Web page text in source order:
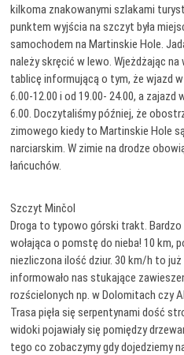
kilkoma znakowanymi szlakami
punktem wyjścia na szczyt była
samochodem na Martinskie Hole.
należy skręcić w lewo. Wjeżdżając
tablicę informującą o tym, że wjazd
6.00-12.00 i od 19.00- 24.00, a zajazd
6.00. Doczytaliśmy później, że
zimowego kiedy to Martinskie Hole
narciarskim. W zimie na drodze
łańcuchów.
Szczyt Minčol
Droga to typowo górski trakt.
wołająca o pomstę do nieba! 10 km,
niezliczona ilość dziur. 30 km/h to
informowało nas stukające
rozścielonych np. w Dolomitach czy
Trasa pięła się serpentynami dość
widoki pojawiały się pomiędzy
tego co zobaczymy gdy dojedziemy